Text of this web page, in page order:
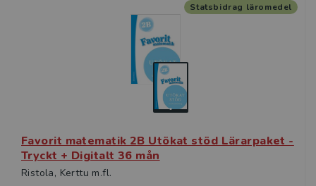
Favorit matematik 2B Utökat stöd Lärarpaket -
Tryckt + Digitalt 36 mån
Ristola, Kerttu m.fl.
Statsbidrag läromedel